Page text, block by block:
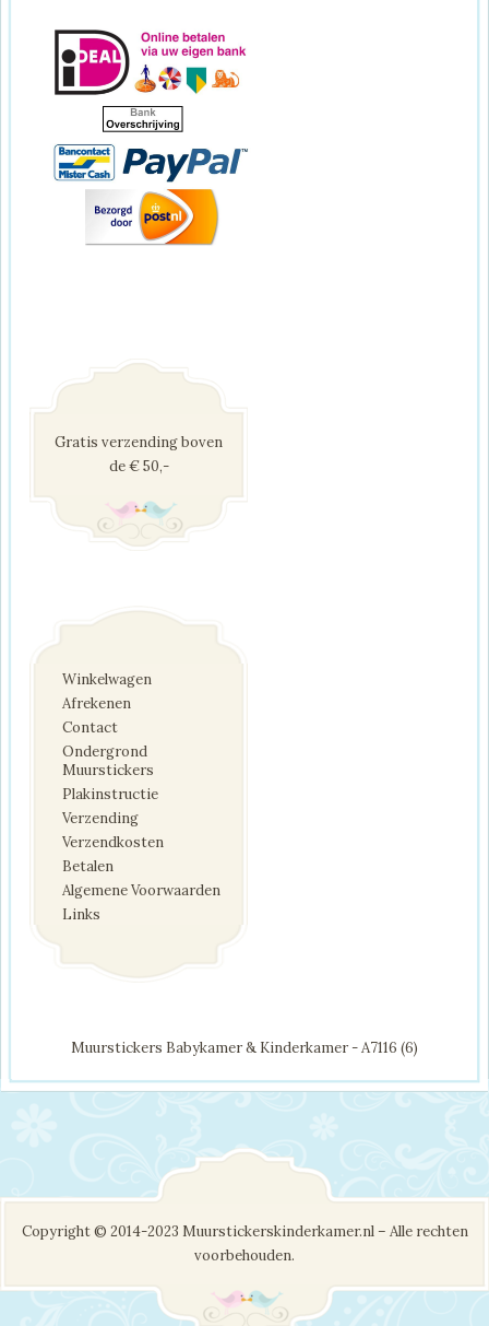
Gratis verzending boven
de € 50,-
Winkelwagen
Afrekenen
Contact
Ondergrond
Muurstickers
Plakinstructie
Verzending
Verzendkosten
Betalen
Algemene Voorwaarden
Links
Muurstickers Babykamer & Kinderkamer - A7116 (6)
Copyright © 2014-2023 Muurstickerskinderkamer.nl – Alle rechten
voorbehouden.